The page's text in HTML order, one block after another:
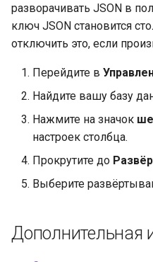
разворачивать JSON в
ключ JSON становится
отключить это, если
Перейдите в
Найдите вашу базу
Нажмите на значок
настроек столбца.
Прокрутите до
Выберите
Дополнительная